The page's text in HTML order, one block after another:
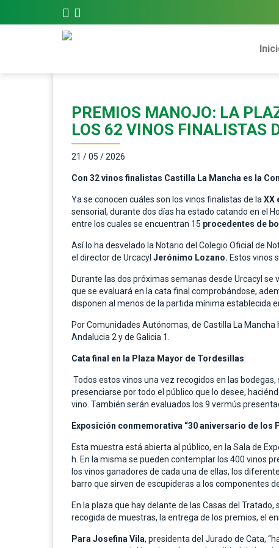
PREMIOS MANOJO: LA
LOS 62 VINOS FINALISTAS
21 / 05 / 2026
Con 32 vinos finalistas Castilla La Mancha es la
Ya se conocen cuáles son los vinos finalistas de la XX
sensorial, durante dos días ha estado catando en el
entre los cuales se encuentran 15 procedentes de
Así lo ha desvelado la Notario del Colegio Oficial de
el director de Urcacyl Jerónimo Lozano. Estos vinos
Durante las dos próximas semanas desde Urcacyl
que se evaluará en la cata final comprobándose,
disponen al menos de la partida mínima establecida
Por Comunidades Autónomas, de Castilla La Mancha
Andalucia 2 y de Galicia 1.
Cata final en la Plaza Mayor de Tordesillas
Todos estos vinos una vez recogidos en las
presenciarse por todo el público que lo desee,
vino. También serán evaluados los 9 vermús
Exposición conmemorativa “30 aniversario de los
Esta muestra está abierta al público, en la Sala de
h. En la misma se pueden contemplar los 400 vinos
los vinos ganadores de cada una de ellas, los
barro que sirven de escupideras a los componentes
En la plaza que hay delante de las Casas del
recogida de muestras, la entrega de los premios, el
Para Josefina Vila, presidenta del Jurado de Cata,